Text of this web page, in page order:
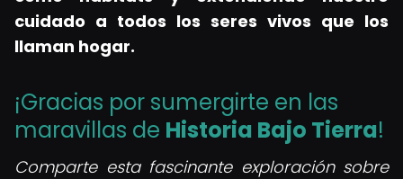
cuidado a todos los seres vivos que los
llaman hogar.
¡Gracias por sumergirte en las
maravillas de Historia Bajo Tierra!
Comparte esta fascinante exploración sobre